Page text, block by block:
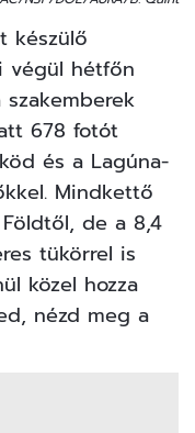
készülő
végül hétfőn
678 fotót
és a Lagúna-
Mindkettő
de a 8,4
tükörrel is
közel hozza
nézd meg a